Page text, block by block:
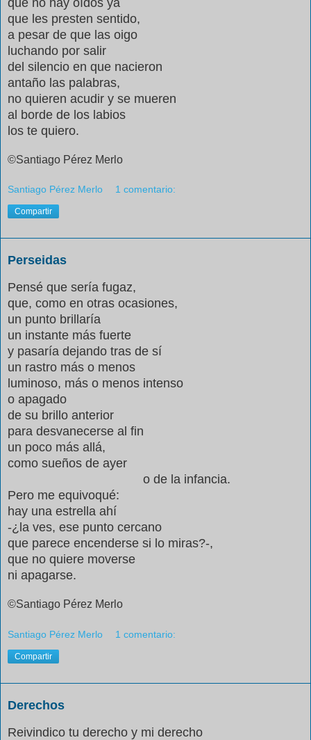
que les presten sentido,
a pesar de que las oigo
luchando por salir
del silencio en que nacieron
antaño las palabras,
no quieren acudir y se mueren
al borde de los labios
los te quiero.
©Santiago Pérez Merlo
Santiago Pérez Merlo 1 comentario:
Compartir
Perseidas
Pensé que sería fugaz,
que, como en otras ocasiones,
un punto brillaría
un instante más fuerte
y pasaría dejando tras de sí
un rastro más o menos
luminoso, más o menos intenso
o apagado
de su brillo anterior
para desvanecerse al fin
un poco más allá,
como sueños de ayer
o de la infancia.
Pero me equivoqué:
hay una estrella ahí
-¿la ves, ese punto cercano
que parece encenderse si lo miras?-,
que no quiere moverse
ni apagarse.
©Santiago Pérez Merlo
Santiago Pérez Merlo 1 comentario:
Compartir
Derechos
Reivindico tu derecho y mi derecho